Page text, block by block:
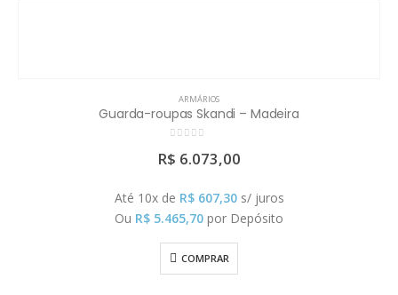
ARMÁRIOS
Guarda-roupas Skandi – Madeira
R$ 6.073,00
Até 10x de R$607,30 s/ juros
Ou R$ 5.465,70 por Depósito
COMPRAR